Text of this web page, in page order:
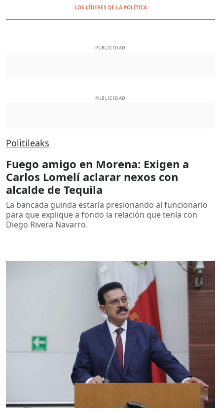
LOS LÍDERES DE LA POLÍTICA
PUBLICIDAD
PUBLICIDAD
Politileaks
Fuego amigo en Morena: Exigen a
Carlos Lomelí aclarar nexos con
alcalde de Tequila
La bancada guinda estaría presionando al funcionario
para que explique a fondo la relación que tenía con
Diego Rivera Navarro.